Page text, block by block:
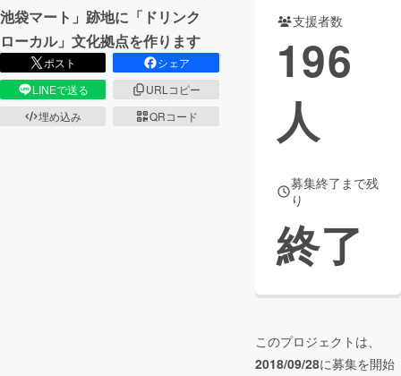
池袋マート」跡地に「ドリンク
ローカル」文化拠点を作ります
ポスト
シェア
LINEで送る
URLコピー
埋め込み
QRコード
支援者数
196
人
募集終了まで残
り
終了
このプロジェクトは、
2018/09/28に募集を開始